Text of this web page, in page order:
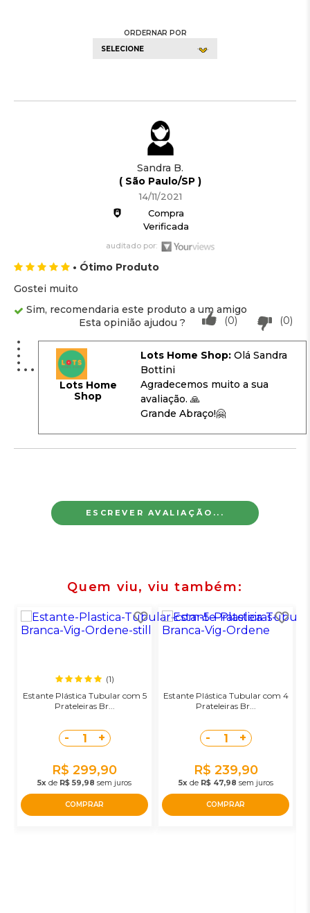
ORDERNAR POR
SELECIONE
Sandra B.
( São Paulo/SP )
14/11/2021
Compra
Verificada
auditado por:
• Ótimo Produto
Gostei muito
Sim, recomendaria este produto a um amigo
(0)
(0)
Esta opinião ajudou ?
Lots Home
Shop
Lots Home Shop: Olá Sandra
Bottini
Agradecemos muito a sua
avaliação. 🙏
Grande Abraço!🤗
ESCREVER AVALIAÇÃO...
Quem viu, viu também
(1)
Estante Plástica Tubular com 5
Prateleiras Br...
- 1 +
R$ 299,90
5x de R$ 59,98 sem juros
COMPRAR
Estante Plástica Tubular com 4
Prateleiras Br...
- 1 +
R$ 239,90
5x de R$ 47,98 sem juros
COMPRAR